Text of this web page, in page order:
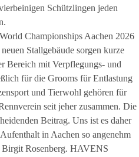
Schützlingen jeden
Championships Aachen 2026
Stallgebäude sorgen kurze
Bereich mit Verpflegungs- und
für die Grooms für Entlastung
und Tierwohl gehören für
seit jeher zusammen. Die
Beitrag. Uns ist es daher
in Aachen so angenehm
Birgit Rosenberg. HAVENS